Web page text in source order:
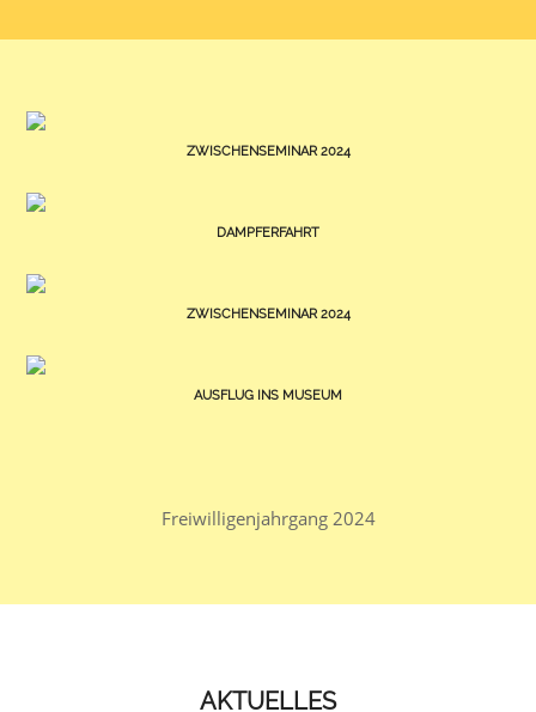
ZWISCHENSEMINAR 2024
DAMPFERFAHRT
ZWISCHENSEMINAR 2024
AUSFLUG INS MUSEUM
Freiwilligenjahrgang 2024
AKTUELLES